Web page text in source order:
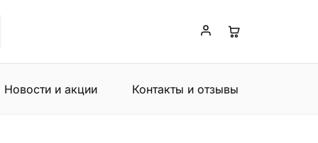
Новости и акции Контакты и отзывы